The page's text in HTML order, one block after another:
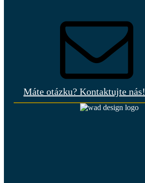
Máte otázku? Kontaktujte nás!